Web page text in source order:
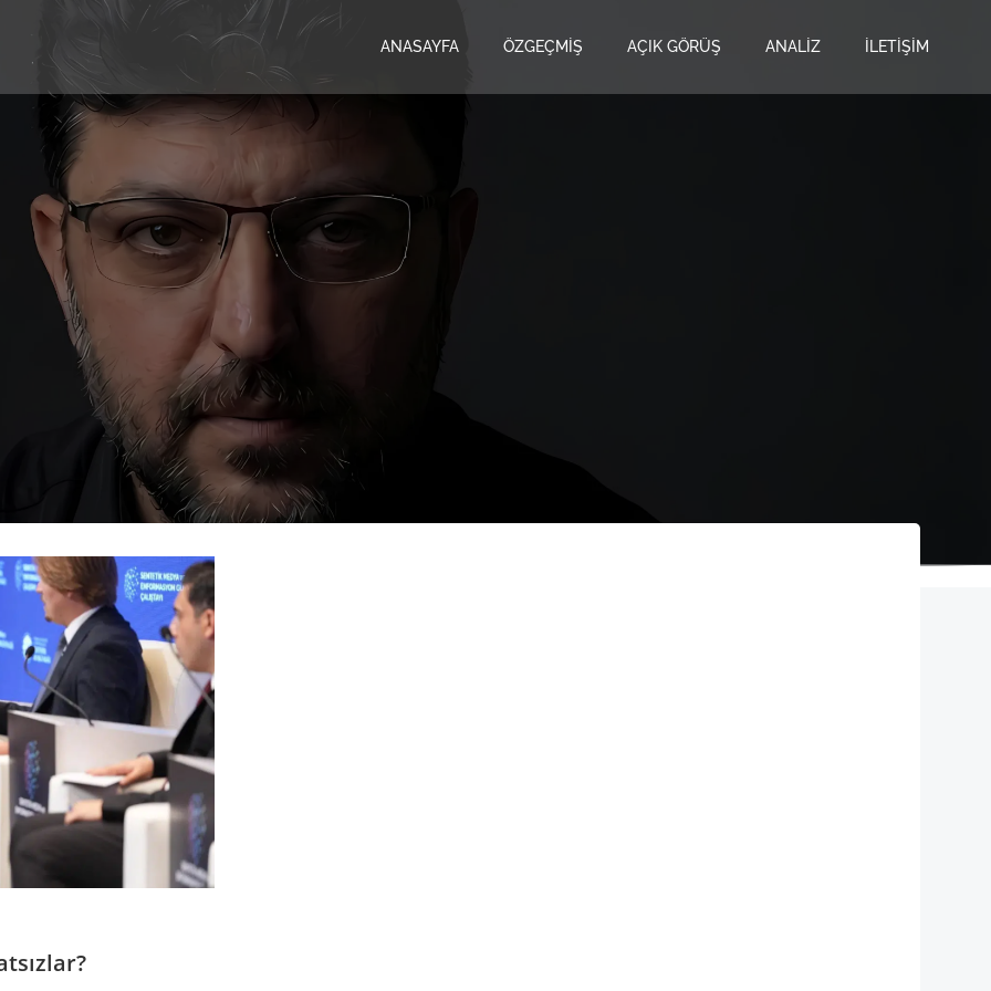
ANASAYFA ÖZGEÇMIŞ AÇIK GÖRÜŞ ANALIZ İLETIŞIM